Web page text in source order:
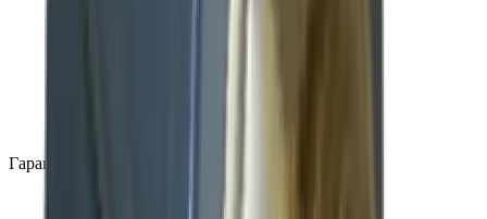
Гарантия производителя